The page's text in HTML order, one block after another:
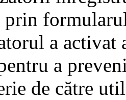
a activat
a
de către